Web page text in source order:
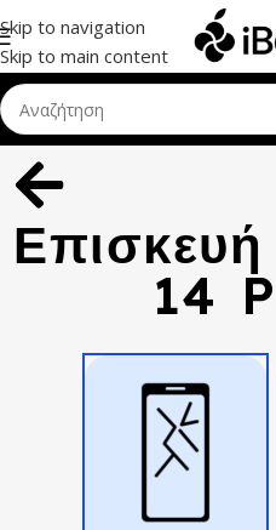
Skip to navigation
Skip to main content
14